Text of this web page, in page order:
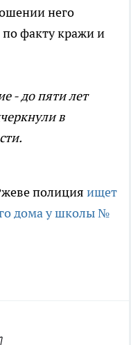
него
факту кражи и
- до пяти лет
в
полиция ищет
дома у школы №